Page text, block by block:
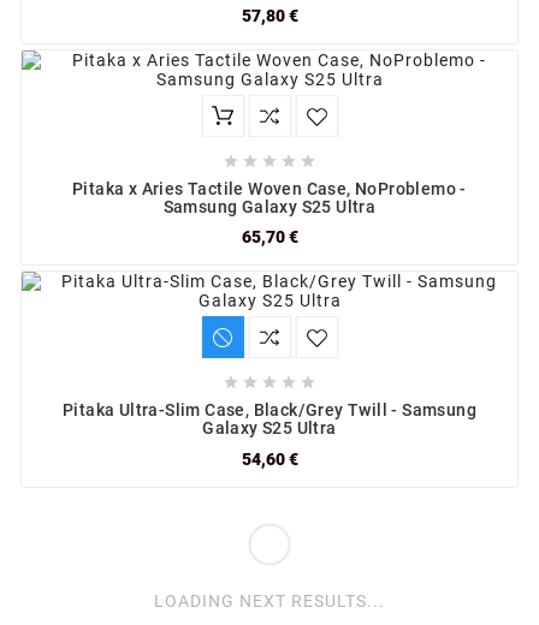
57,80 €
    
Pitaka x Aries Tactile Woven Case, NoProblemo -
Samsung Galaxy S25 Ultra
65,70 €
    
Pitaka Ultra-Slim Case, Black/Grey Twill - Samsung
Galaxy S25 Ultra
54,60 €
LOADING NEXT RESULTS...